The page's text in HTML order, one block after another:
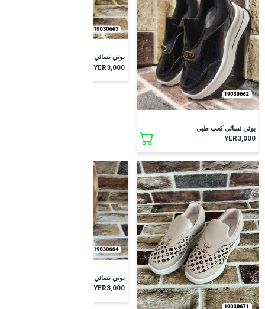
بوتي نسائي كعب طبي
YER3,000
بوتي نسائي
YER3,000
بوتي نسائي
YER3,000